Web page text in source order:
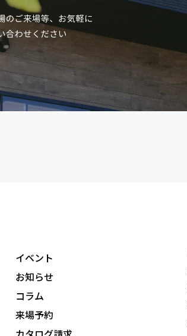
イベント
お知らせ
コラム
来場予約